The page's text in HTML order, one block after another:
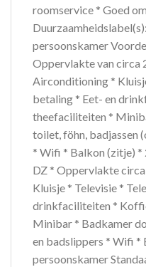
roomservice * Goed
persoonskamer
Oppervlakte van circa
Airconditioning *
betaling * Eet- en
theefaciliteiten *
toilet, föhn, badjassen
* Wifi * Balkon (zitje) *
DZ * Oppervlakte
Kluisje * Televisie *
drinkfaciliteiten *
Minibar * Badkamer
en badslippers * Wifi *
persoonskamer